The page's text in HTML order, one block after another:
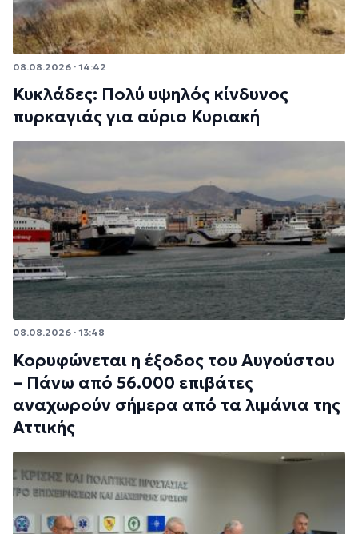
08.08.2026 · 14:42
Κυκλάδες: Πολύ υψηλός κίνδυνος
πυρκαγιάς για αύριο Κυριακή
08.08.2026 · 13:48
Κορυφώνεται η έξοδος του Αυγούστου
– Πάνω από 56.000 επιβάτες
αναχωρούν σήμερα από τα λιμάνια της
Αττικής